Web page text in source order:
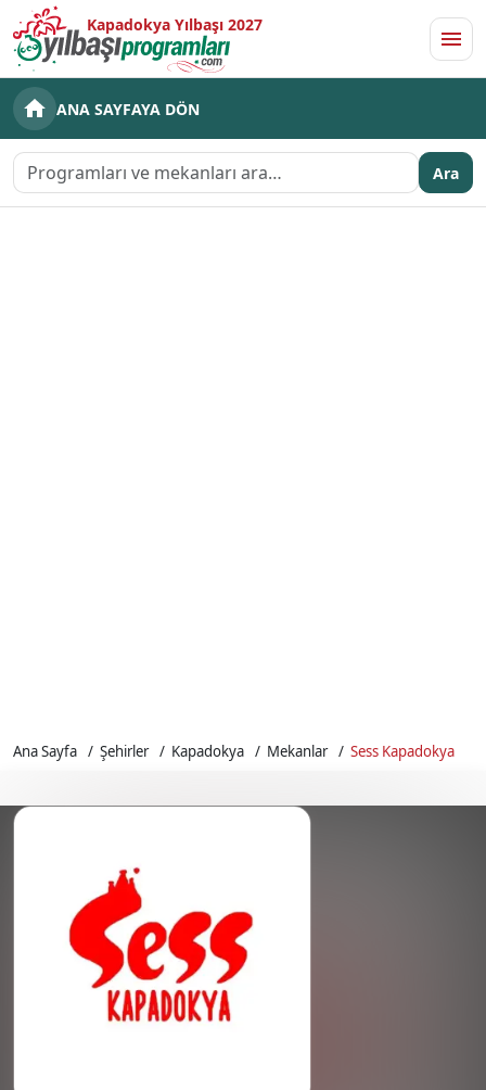
Kapadokya Yılbaşı 2027
ANA SAYFAYA DÖN
Ara
Ana Sayfa Şehirler Kapadokya Mekanlar Sess Kapadokya